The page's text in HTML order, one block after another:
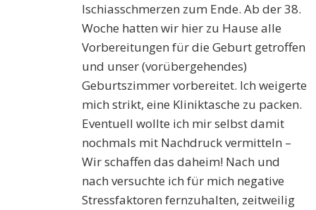
Ischiasschmerzen zum Ende. Ab der 38.
Woche hatten wir hier zu Hause alle
Vorbereitungen für die Geburt getroffen
und unser (vorübergehendes)
Geburtszimmer vorbereitet. Ich weigerte
mich strikt, eine Kliniktasche zu packen.
Eventuell wollte ich mir selbst damit
nochmals mit Nachdruck vermitteln –
Wir schaffen das daheim! Nach und
nach versuchte ich für mich negative
Stressfaktoren fernzuhalten, zeitweilig